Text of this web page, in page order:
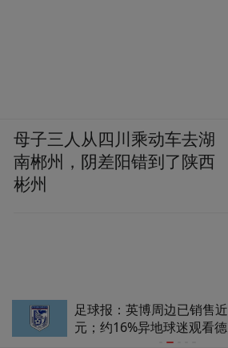
足球报：英博周边已销售近千万
元；约16%异地球迷观看德比
母子三人从四川乘动车去湖
南郴州，阴差阳错到了陕西
彬州